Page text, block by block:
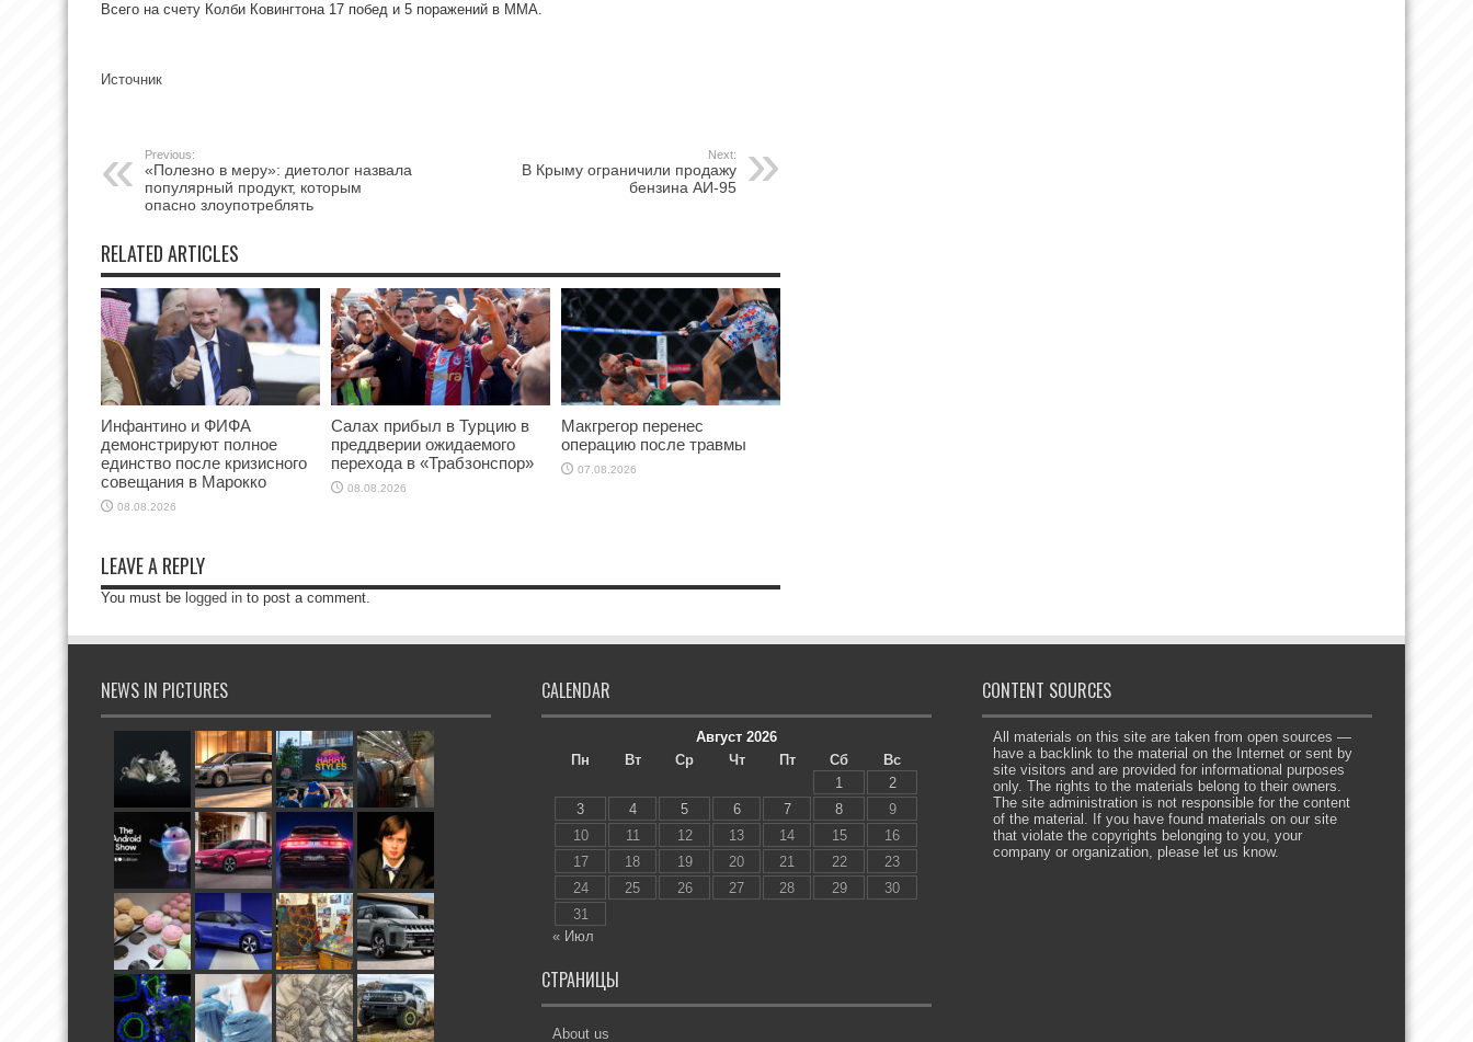
Всего на счету Колби Ковингтона 17 побед и 5 поражений в ММА.
Источник
Previous:
«Полезно в меру»: диетолог назвала
популярный продукт, которым
опасно злоупотреблять
Next:
В Крыму ограничили продажу
бензина АИ-95
RELATED ARTICLES
Инфантино и ФИФА
демонстрируют полное
единство после кризисного
совещания в Марокко
08.08.2026
Салах прибыл в Турцию в
преддверии ожидаемого
перехода в «Трабзонспор»
08.08.2026
Макгрегор перенес
операцию после травмы
07.08.2026
LEAVE A REPLY
You must be logged in to post a comment.
NEWS IN PICTURES CALENDAR
Август 2026
Пн
Вт Ср Чт Пт Сб
Вс
1
2
3
4 5 6 7 8
9
10
11 12 13 14 15
16
17
18 19 20 21 22
23
24
25 26 27 28 29
30
31
« Июл
СТРАНИЦЫ
About us
CONTENT SOURCES
All materials on this site are taken from open sources —
have a backlink to the material on the Internet or sent by
site visitors and are provided for informational purposes
only. The rights to the materials belong to their owners.
The site administration is not responsible for the content
of the material. If you have found materials on our site
that violate the copyrights belonging to you, your
company or organization, please let us know.